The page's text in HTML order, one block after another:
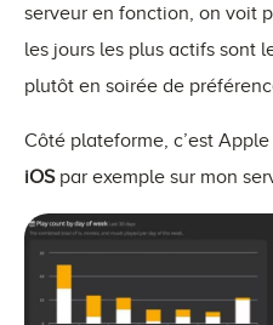
serveur en fonction, on voit
les jours les plus actifs sont
plutôt en soirée de
Côté plateforme, c’est
iOSpar exemple sur mon